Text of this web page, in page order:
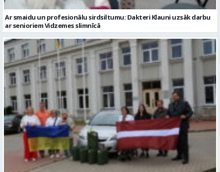
Ar smaidu un profesionālu sirdsiltumu: Dakteri Klauni uzsāk darbu
ar senioriem Vidzemes slimnīcā